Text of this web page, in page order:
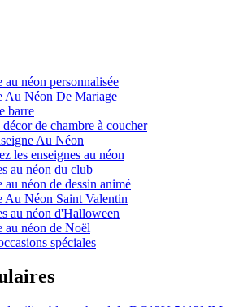
au néon personnalisée
Au Néon De Mariage
barre
décor de chambre à coucher
Au Néon
les enseignes au néon
au néon du club
au néon de dessin animé
Au Néon Saint Valentin
au néon d'Halloween
au néon de Noël
spéciales